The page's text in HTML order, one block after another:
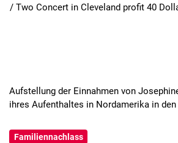
/ Two Concert in Cleveland profit 40
Aufstellung der Einnahmen von
ihres Aufenthaltes in Nordamerika in den
Familiennachlass